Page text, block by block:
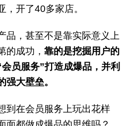
，开了40多家店。
品，甚至不是靠实际意义上
的成功， 靠的是挖掘用户的
员服务”打造成爆品，并利
强大壁垒。
到在会员服务上玩出花样